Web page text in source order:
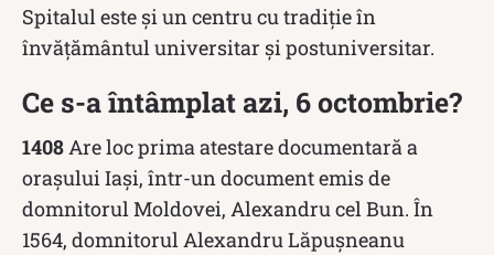
Spitalul este și un centru cu tradiție în
învățământul universitar și postuniversitar.
Ce s-a întâmplat azi, 6 octombrie?
1408 Are loc prima atestare documentară a
orașului Iaşi, într-un document emis de
domnitorul Moldovei, Alexandru cel Bun. În
1564, domnitorul Alexandru Lăpuşneanu